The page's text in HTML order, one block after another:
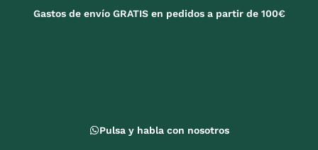
Gastos de envío GRATIS en pedidos a partir de 100€
Pulsa y habla con nosotros